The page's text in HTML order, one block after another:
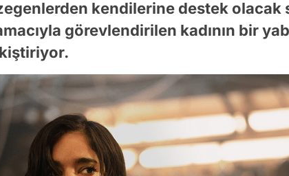
kendilerine destek olacak
görevlendirilen kadının bir